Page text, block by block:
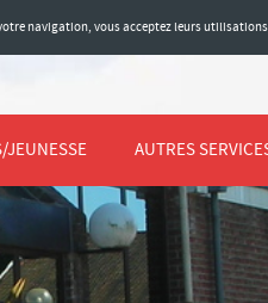
navigation, vous acceptez leurs
JEUNESSE AUTRES